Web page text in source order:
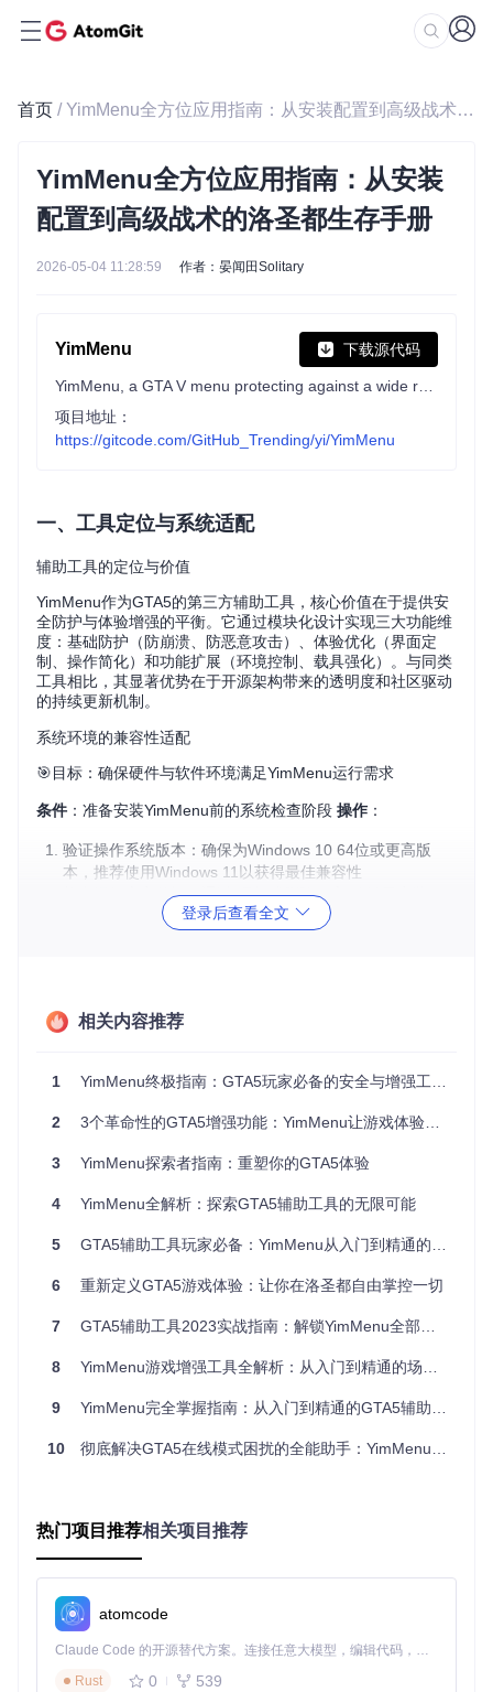
首页 / YimMenu全方位应用指南：从安装配置到高级战术的洛圣都生存手册
YimMenu全方位应用指南：从安装
配置到高级战术的洛圣都生存手册
2026-05-04 11:28:59 作者：晏闻田Solitary
YimMenu 下载源代码
项目地址：
https://gitcode.com/GitHub_Trending/yi/YimMenu
一、工具定位与系统适配
辅助工具的定位与价值
YimMenu作为GTA5的第三方辅助工具，核心价值在于提供安
全防护与体验增强的平衡。它通过模块化设计实现三大功能维
度：基础防护（防崩溃、防恶意攻击）、体验优化（界面定
制、操作简化）和功能扩展（环境控制、载具强化）。与同类
工具相比，其显著优势在于开源架构带来的透明度和社区驱动
的持续更新机制。
系统环境的兼容性适配
🎯目标：确保硬件与软件环境满足YimMenu运行需求
条件 ：准备安装YimMenu前的系统检查阶段 操作 ：
验证操作系统版本：确保为Windows 10 64位或更高版
本，推荐使用Windows 11以获得最佳兼容性
检查运行库完整性：通过"添加或删除程序"确认已安装Vis
ual C++ 2019或更高版本的 Redistributable
改版系统）可能导致注入失败，且无法获得技术支持
进阶玩家提示：通过winver 命令查看系统内部版本号，Build
报的概率
模块化安装与配置流程
🎯目标：完成YimMenu的安全部署与基础设置
tps://gitcode.com/GitHub_Trending/yi/YimMenu
硬件配置自动优化参数
安全注入设置：
将YimMenu主程序添加到杀毒软件白名单
设置菜单呼出快捷键（默认Insert键）
进阶玩家提示：修改配置文件中的
数可优化多线程性能，高端CPU建议设置为512，低端配置保
登录后查看全文
相关内容推荐
1 YimMenu终极指南：GTA5玩家必备的安全与增强工具全攻略
2 3个革命性的GTA5增强功能：YimMenu让游戏体验全面升级
3 YimMenu探索者指南：重塑你的GTA5体验
4 YimMenu全解析：探索GTA5辅助工具的无限可能
5 GTA5辅助工具玩家必备：YimMenu从入门到精通的3大维度全解析
6 重新定义GTA5游戏体验：让你在洛圣都自由掌控一切
7 GTA5辅助工具2023实战指南：解锁YimMenu全部潜能
8 YimMenu游戏增强工具全解析：从入门到精通的场景化指南
9 YimMenu完全掌握指南：从入门到精通的GTA5辅助工具使用手册
10 彻底解决GTA5在线模式困扰的全能助手：YimMenu全方位功能解析
热门项目推荐相关项目推荐
atomcode
Claude Code 的开源替代方案。连接任意大模型，编辑代码，运行命令，自动验证 — 全自动执行。用 Rust 构建，极致性能。 ｜ An open-source alternative to Claude Code. Connect any LLM, edit code, run commands, and verify changes — autonomously. Built in Rust for speed. Get Started
Rust
0 539